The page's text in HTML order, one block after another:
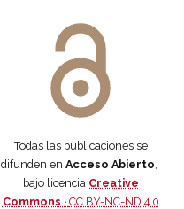
Todas las publicaciones se
difunden en Acceso Abierto
bajo licencia Creative
Commons · CC BY-NC-ND 4.0